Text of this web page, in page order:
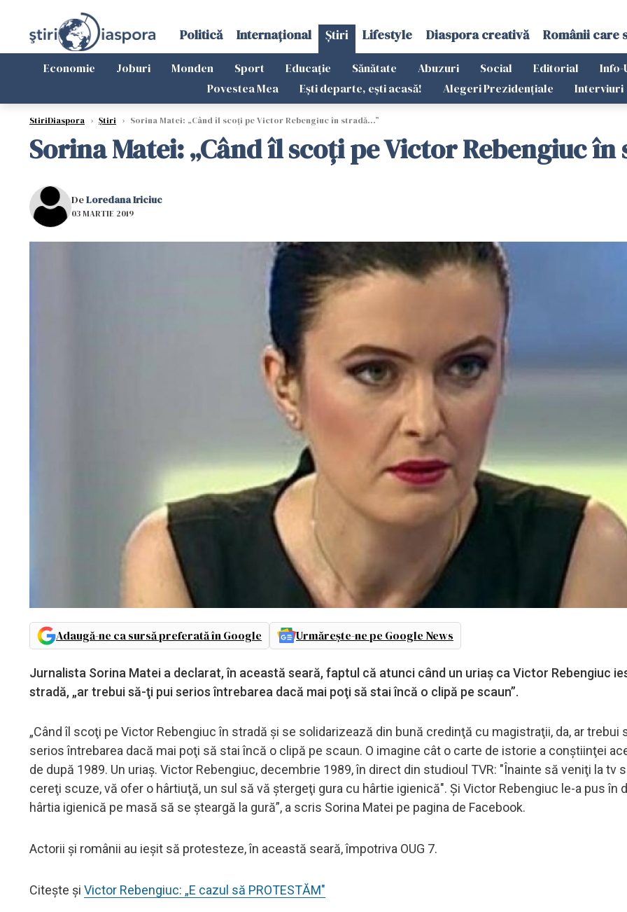
Politică Internațional Știri Lifestyle Diaspora creativă Românii care
Economie Joburi Monden Sport Educație Sănătate Abuzuri Social Editorial Info-
Povestea Mea
Ești departe, ești acasă! Alegeri Prezidențiale Interviuri
StiriDiaspora › Știri › Sorina Matei: „Când îl scoți pe Victor Rebengiuc în stradă...”
Sorina Matei: „Când îl scoți pe Victor Rebengiuc în
DeLoredana Iriciuc
03 MARTIE 2019
Adaugă-ne ca sursă preferată în Google Urmărește-ne pe Google News
Jurnalista Sorina Matei a declarat, în această seară, faptul că atunci când un uriaș ca Victor Rebengiuc
stradă, „ar trebui să-ţi pui serios întrebarea dacă mai poţi să stai încă o clipă pe scaun”.
„Când îl scoţi pe Victor Rebengiuc în stradă şi se solidarizează din bună credinţă cu magistraţii, da, ar trebui
serios întrebarea dacă mai poţi să stai încă o clipă pe scaun. O imagine cât o carte de istorie a conştiinţei
de după 1989. Un uriaş. Victor Rebengiuc, decembrie 1989, în direct din studioul TVR: "Înainte să veniţi la tv
cereţi scuze, vă ofer o hârtiuţă, un sul să vă ştergeţi gura cu hârtie igienică". Şi Victor Rebengiuc le-a pus în
hârtia igienică pe masă să se şteargă la gură”, a scris Sorina Matei pe pagina de Facebook.
Actorii și românii au ieșit să protesteze, în această seară, împotriva OUG 7.
Citește și Victor Rebengiuc: „E cazul să PROTESTĂM"